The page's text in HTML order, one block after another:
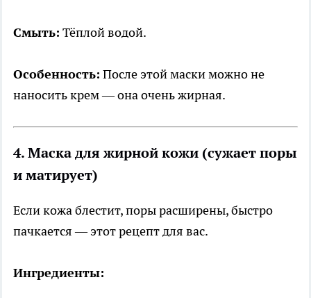
Смыть: Тёплой водой.
Особенность: После этой маски можно не
наносить крем — она очень жирная.
4. Маска для жирной кожи (сужает поры
и матирует)
Если кожа блестит, поры расширены, быстро
пачкается — этот рецепт для вас.
Ингредиенты: